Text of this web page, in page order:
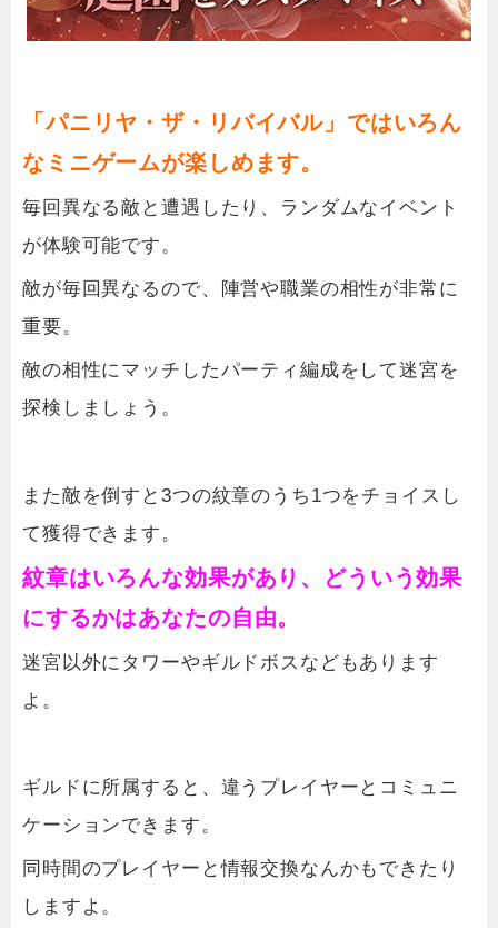
「パニリヤ・ザ・リバイバル」ではいろん
なミニゲームが楽しめます。
毎回異なる敵と遭遇したり、ランダムなイベント
が体験可能です。
敵が毎回異なるので、陣営や職業の相性が非常に
重要。
敵の相性にマッチしたパーティ編成をして迷宮を
探検しましょう。
また敵を倒すと3つの紋章のうち1つをチョイスし
て獲得できます。
紋章はいろんな効果があり、どういう効果
にするかはあなたの自由。
迷宮以外にタワーやギルドボスなどもあります
よ。
ギルドに所属すると、違うプレイヤーとコミュニ
ケーションできます。
同時間のプレイヤーと情報交換なんかもできたり
しますよ。